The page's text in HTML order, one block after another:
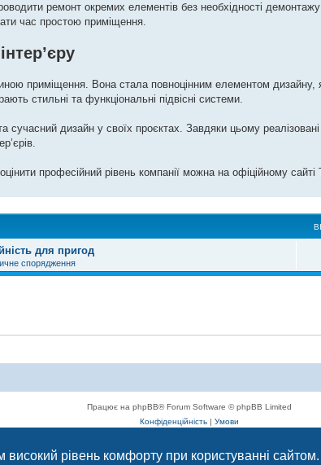
рівень комфорту при користуванні сайтом.
ремонт окремих елементів без необхідності
час простою приміщення.
приміщення. Вона стала повноцінним елементом
стильні та функціональні підвісні системи.
сучасний дизайн у своїх проєктах. Завдяки цьому
професійний рівень компанії можна на офіційному
для пригод
спорядження
Працює на phpBB® Forum Software © phpBB Limited
Конфіденційність | Умови